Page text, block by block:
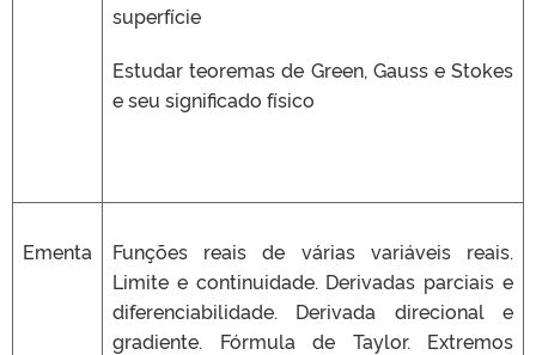
superfície
Estudar teoremas de Green, Gauss e Stokes
e seu significado físico
Ementa
Funções reais de várias variáveis reais.
Limite e continuidade. Derivadas parciais e
diferenciabilidade. Derivada direcional e
gradiente. Fórmula de Taylor. Extremos